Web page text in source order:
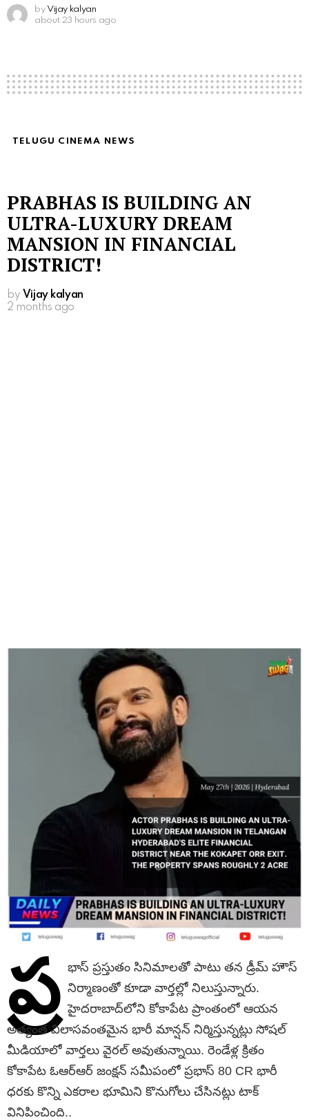
by Vijay kalyan
about 23 hours ago
TELUGU CINEMA NEWS
PRABHAS IS BUILDING AN
ULTRA-LUXURY DREAM
MANSION IN FINANCIAL
DISTRICT!
by Vijay kalyan
2 months ago
ప్ర భాస్ ప్రస్తుతం సినిమాలతో పాటు తన డ్రీమ్ హౌస్
నిర్మాణంతో కూడా వార్తల్లో నిలుస్తున్నారు.
హైదరాబాద్‌లోని కోకాపేట ప్రాంతంలో ఆయన
అత్యంత విలాసవంతమైన భారీ మాన్షన్ నిర్మిస్తున్నట్లు సోషల్
మీడియాలో వార్తలు వైరల్ అవుతున్నాయి. రెండేళ్ల క్రితం
కోకాపేట ఓఆర్ఆర్ జంక్షన్ సమీపంలో ప్రభాస్ 80 CR భారీ
ధరకు కొన్ని ఎకరాల భూమిని కొనుగోలు చేసినట్లు టాక్
వినిపించింది..